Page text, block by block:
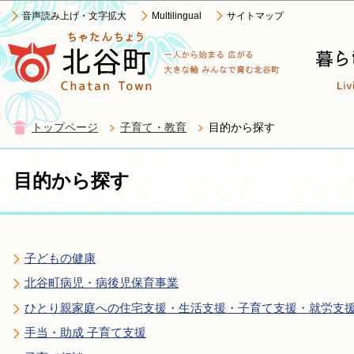
音声読み上げ・文字拡大 Multilingual サイトマップ
トップページ 子育て・教育 目的から探す
目的から探す
子どもの健康
北谷町病児・病後児保育事業
ひとり親家庭への住宅支援・生活支援・子育て支援・就労支
手当・助成 子育て支援